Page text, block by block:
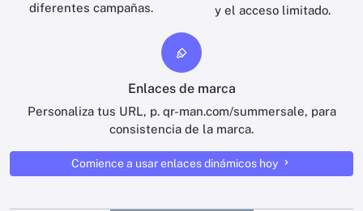
diferentes campañas.
y el acceso limitado.
Enlaces de marca
Personaliza tus URL, p. qr-man.com/summersale, para
consistencia de la marca.
Comience a usar enlaces dinámicos hoy